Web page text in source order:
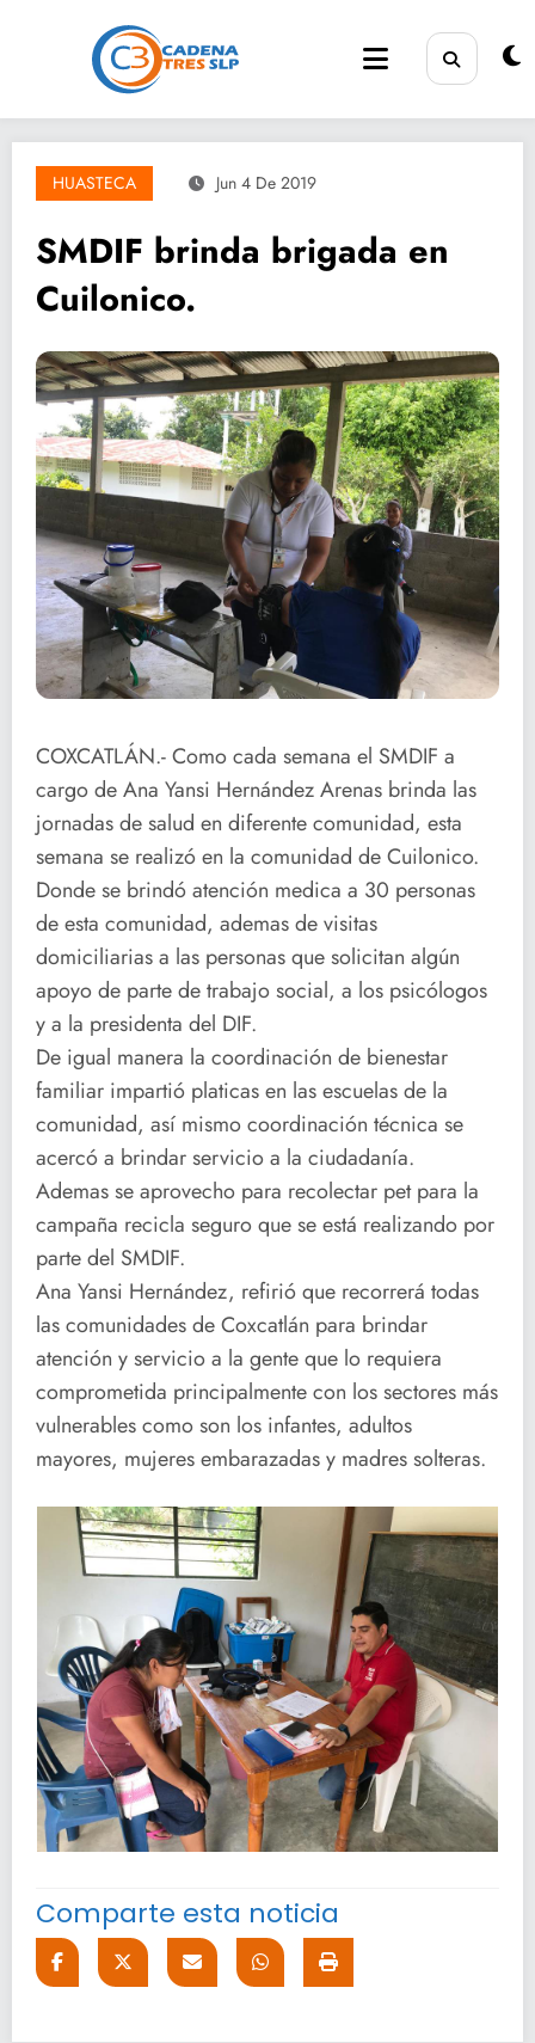
HUASTECA Jun 4 De 2019
SMDIF brinda brigada en
Cuilonico.
COXCATLÁN.- Como cada semana el SMDIF a
cargo de Ana Yansi Hernández Arenas brinda las
jornadas de salud en diferente comunidad, esta
semana se realizó en la comunidad de Cuilonico.
Donde se brindó atención medica a 30 personas
de esta comunidad, ademas de visitas
domiciliarias a las personas que solicitan algún
apoyo de parte de trabajo social, a los psicólogos
y a la presidenta del DIF.
De igual manera la coordinación de bienestar
familiar impartió platicas en las escuelas de la
comunidad, así mismo coordinación técnica se
acercó a brindar servicio a la ciudadanía.
Ademas se aprovecho para recolectar pet para la
campaña recicla seguro que se está realizando por
parte del SMDIF.
Ana Yansi Hernández, refirió que recorrerá todas
las comunidades de Coxcatlán para brindar
atención y servicio a la gente que lo requiera
comprometida principalmente con los sectores más
vulnerables como son los infantes, adultos
mayores, mujeres embarazadas y madres solteras.
Comparte esta noticia